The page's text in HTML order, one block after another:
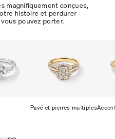
magnifiquement conçues,
histoire et perdurer
pouvez porter.
Pavé et pierres multiples